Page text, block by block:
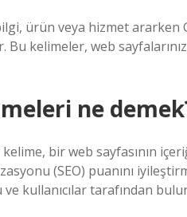
ürün veya hizmet ararken
kelimeler, web
ne
bir web sayfasının
(SEO) puanını
kullanıcılar tarafından